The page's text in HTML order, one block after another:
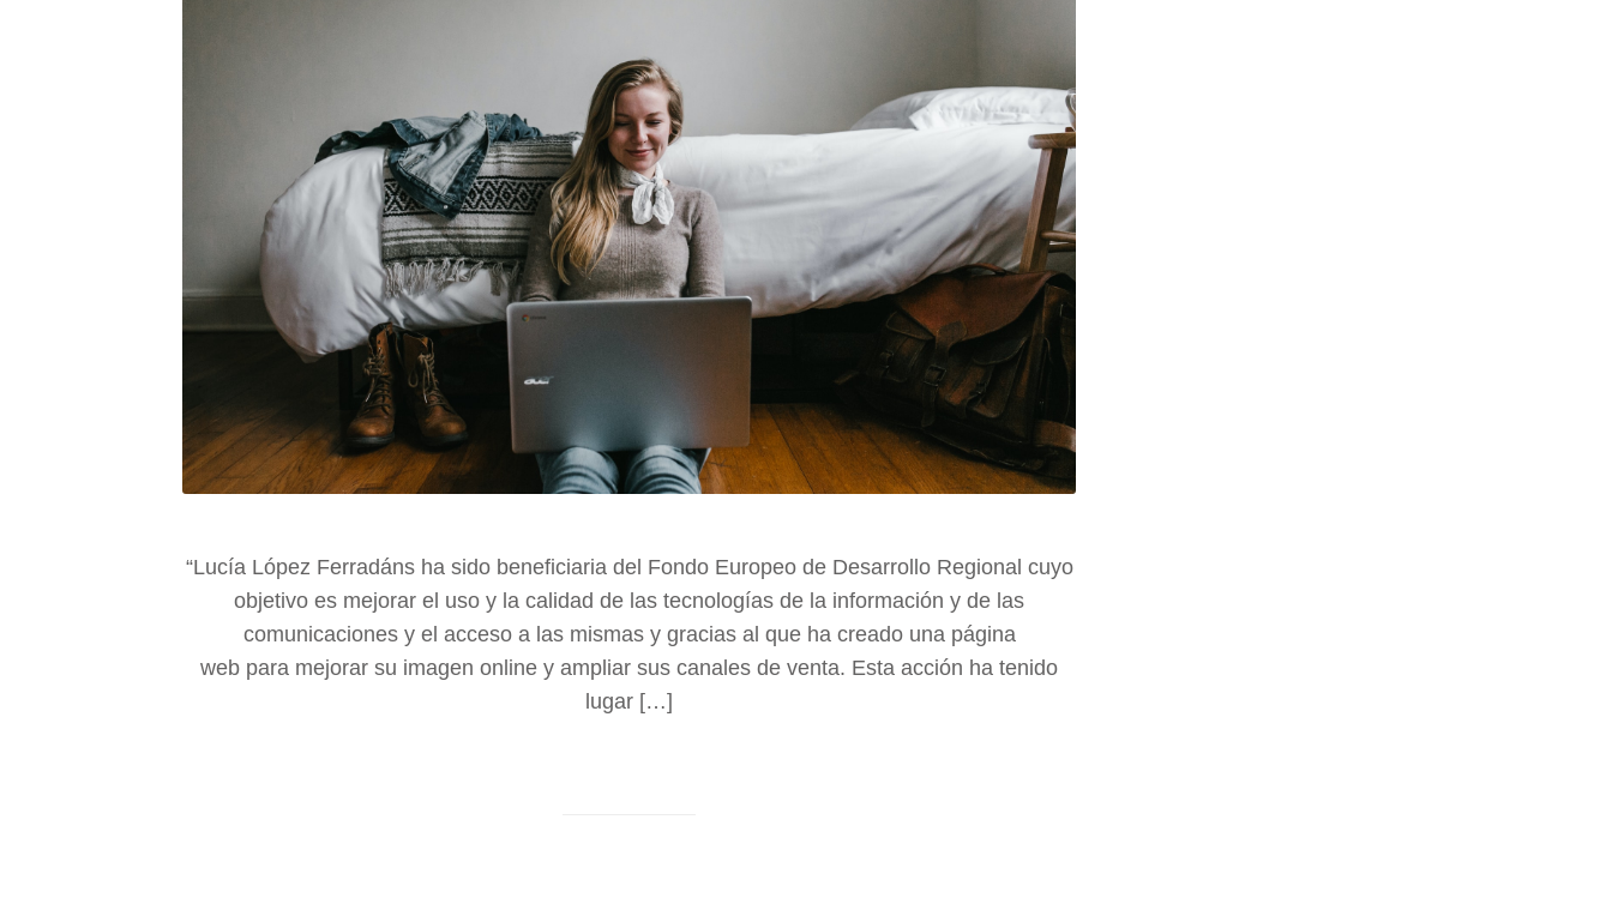
“Lucía López Ferradáns ha sido beneficiaria del Fondo Europeo de Desarrollo Regional cuyo
objetivo es mejorar el uso y la calidad de las tecnologías de la información y de las
comunicaciones y el acceso a las mismas y gracias al que ha creado una página
web para mejorar su imagen online y ampliar sus canales de venta. Esta acción ha tenido
lugar […]